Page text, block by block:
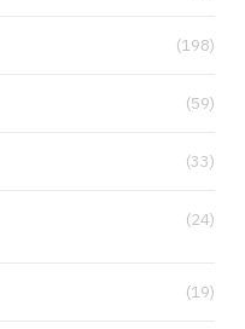
(198)
(59)
(33)
(24)
(19)